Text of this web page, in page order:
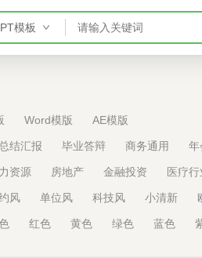
模板
Word模版 AE模版
总结汇报 毕业答辩 商务通用 年
资源 房地产 金融投资 医疗
风 单位风 科技风 小清新
红色 黄色 绿色 蓝色